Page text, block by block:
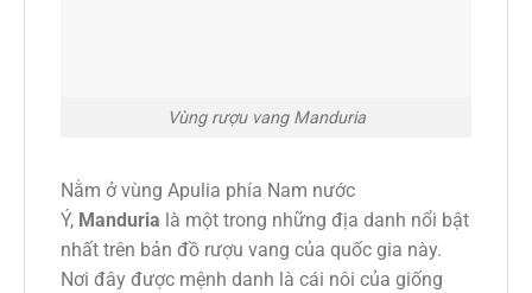
Vùng rượu vang Manduria
Nằm ở vùng Apulia phía Nam nước
Ý, Manduria là một trong những địa danh nổi bật
nhất trên bản đồ rượu vang của quốc gia này.
Nơi đây được mệnh danh là cái nôi của giống